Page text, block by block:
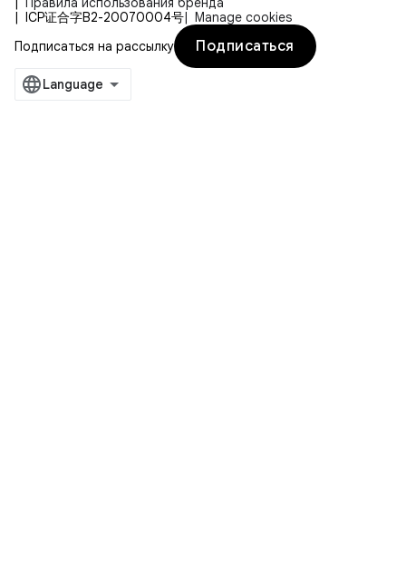
ICP证合字B2-20070004号
Manage cookies
Подписаться на рассылку
Подписаться